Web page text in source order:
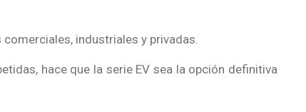
industriales y privadas.
hace que la serie EV sea la opción definitiva